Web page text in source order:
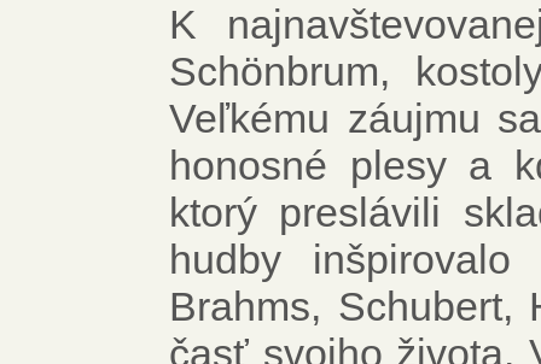
K
Schönbrum,
Veľkému záujmu
honosné plesy a
ktorý preslávili
hudby
Brahms, Schubert,
časť svojho života.